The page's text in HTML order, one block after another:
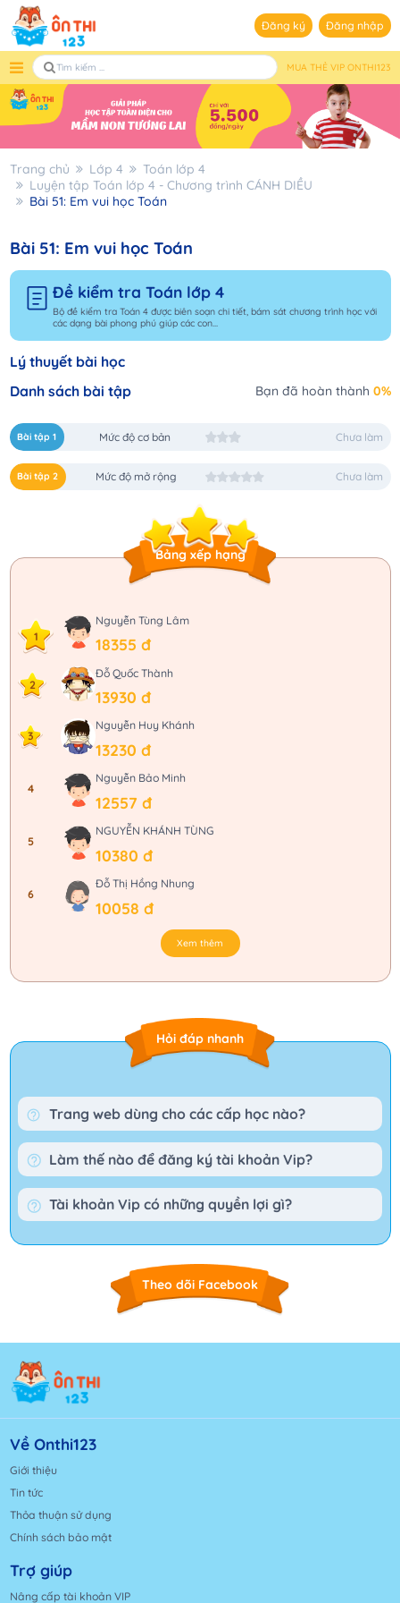
Đăng ký Đăng nhập
MUA THẺ VIP ONTHI123
Trang chủ Lớp 4
Toán lớp 4
Luyện tập Toán lớp 4 - Chương trình CÁNH DIỀU
Bài 51: Em vui học Toán
Bài 51: Em vui học Toán
Đề kiểm tra Toán lớp 4
Bộ đề kiểm tra Toán 4 được biên soạn chi tiết, bám sát chương trình học với
các dạng bài phong phú giúp các con...
Lý thuyết bài học
Danh sách bài tập
Bạn đã hoàn thành 0%
Bài tập 1 Mức độ cơ bản Chưa làm
Bài tập 2 Mức độ mở rộng Chưa làm
Bảng xếp hạng
1
Nguyễn Tùng Lâm
18355 đ
2
Đỗ Quốc Thành
13930 đ
3
Nguyễn Huy Khánh
13230 đ
4
Nguyễn Bảo Minh
12557 đ
5
NGUYỄN KHÁNH TÙNG
10380 đ
6
Đỗ Thị Hồng Nhung
10058 đ
Xem thêm
Hỏi đáp nhanh
Trang web dùng cho các cấp học nào?
Làm thế nào để đăng ký tài khoản Vip?
Tài khoản Vip có những quyền lợi gì?
Theo dõi Facebook
Về Onthi123
Giới thiệu
Tin tức
Thỏa thuận sử dụng
Chính sách bảo mật
Trợ giúp
Nâng cấp tài khoản VIP